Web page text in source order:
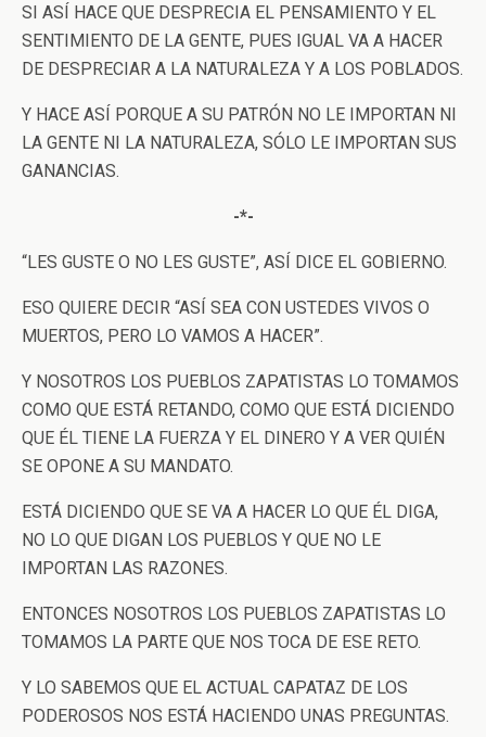
SI ASÍ HACE QUE DESPRECIA EL PENSAMIENTO Y EL
SENTIMIENTO DE LA GENTE, PUES IGUAL VA A HACER
DE DESPRECIAR A LA NATURALEZA Y A LOS POBLADOS.
Y HACE ASÍ PORQUE A SU PATRÓN NO LE IMPORTAN NI
LA GENTE NI LA NATURALEZA, SÓLO LE IMPORTAN SUS
GANANCIAS.
-*-
“LES GUSTE O NO LES GUSTE”, ASÍ DICE EL GOBIERNO.
ESO QUIERE DECIR “ASÍ SEA CON USTEDES VIVOS O
MUERTOS, PERO LO VAMOS A HACER”.
Y NOSOTROS LOS PUEBLOS ZAPATISTAS LO TOMAMOS
COMO QUE ESTÁ RETANDO, COMO QUE ESTÁ DICIENDO
QUE ÉL TIENE LA FUERZA Y EL DINERO Y A VER QUIÉN
SE OPONE A SU MANDATO.
ESTÁ DICIENDO QUE SE VA A HACER LO QUE ÉL DIGA,
NO LO QUE DIGAN LOS PUEBLOS Y QUE NO LE
IMPORTAN LAS RAZONES.
ENTONCES NOSOTROS LOS PUEBLOS ZAPATISTAS LO
TOMAMOS LA PARTE QUE NOS TOCA DE ESE RETO.
Y LO SABEMOS QUE EL ACTUAL CAPATAZ DE LOS
PODEROSOS NOS ESTÁ HACIENDO UNAS PREGUNTAS.